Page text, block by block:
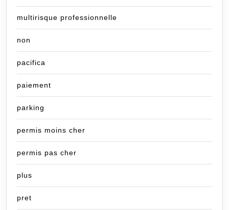
multirisque professionnelle
non
pacifica
paiement
parking
permis moins cher
permis pas cher
plus
pret